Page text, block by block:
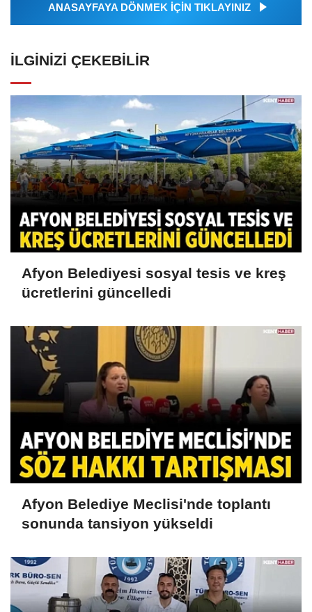
ANASAYFAYA DÖNMEK İÇİN TIKLAYINIZ
İLGINIZI ÇEKEBILIR
Afyon Belediyesi sosyal tesis ve kreş
ücretlerini güncelledi
Afyon Belediye Meclisi'nde toplantı
sonunda tansiyon yükseldi